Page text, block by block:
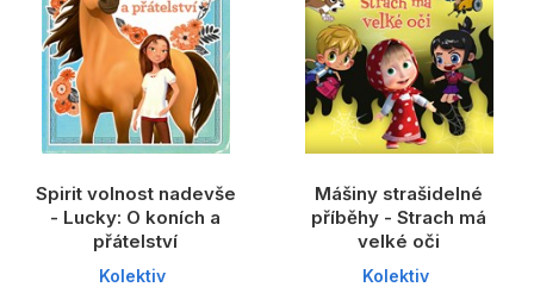
Jazyky
Kalendáře
Komiks
Kuchařky
Počítače
Spirit volnost nadevše
- Lucky: O koních a
přátelství
Kolektiv
Mášiny strašidelné
příběhy - Strach má
velké oči
Kolektiv